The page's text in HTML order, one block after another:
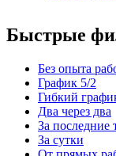
Быстрые
Без опыта
График 5/2
Гибкий
Два через два
За последние
За сутки